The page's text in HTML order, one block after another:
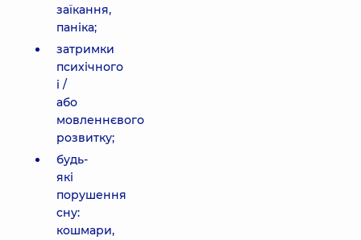
заїкання,
паніка;
затримки
психічного
і /
або
мовленнєвого
розвитку;
будь-
які
порушення
сну:
кошмари,